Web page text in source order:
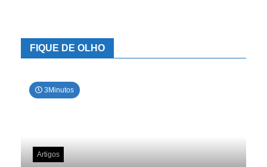
FIQUE DE OLHO
3Minutos
Artigos